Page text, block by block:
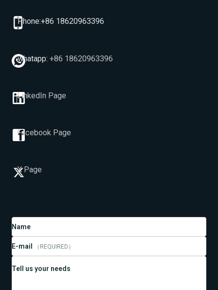
Phone:+86 18620963396
whatapp: +86 18620963396
LinkedIn Page
Facebook Page
X Page
Name
E-mail （REQUIRED）
Tell us your needs